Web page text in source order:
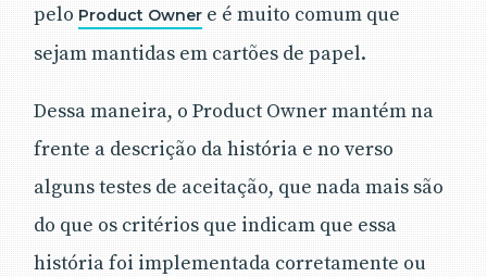
pelo Product Owner e é muito comum que
sejam mantidas em cartões de papel.
Dessa maneira, o Product Owner mantém na
frente a descrição da história e no verso
alguns testes de aceitação, que nada mais são
do que os critérios que indicam que essa
história foi implementada corretamente ou